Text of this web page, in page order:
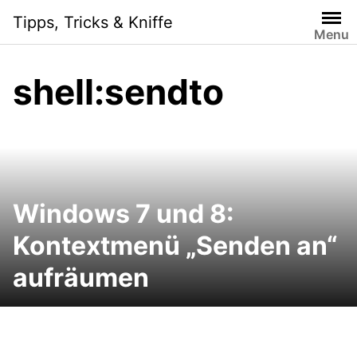
content
Tipps, Tricks & Kniffe
Menu
shell:sendto
Windows 7 und 8:
Kontextmenü „Senden an“
aufräumen